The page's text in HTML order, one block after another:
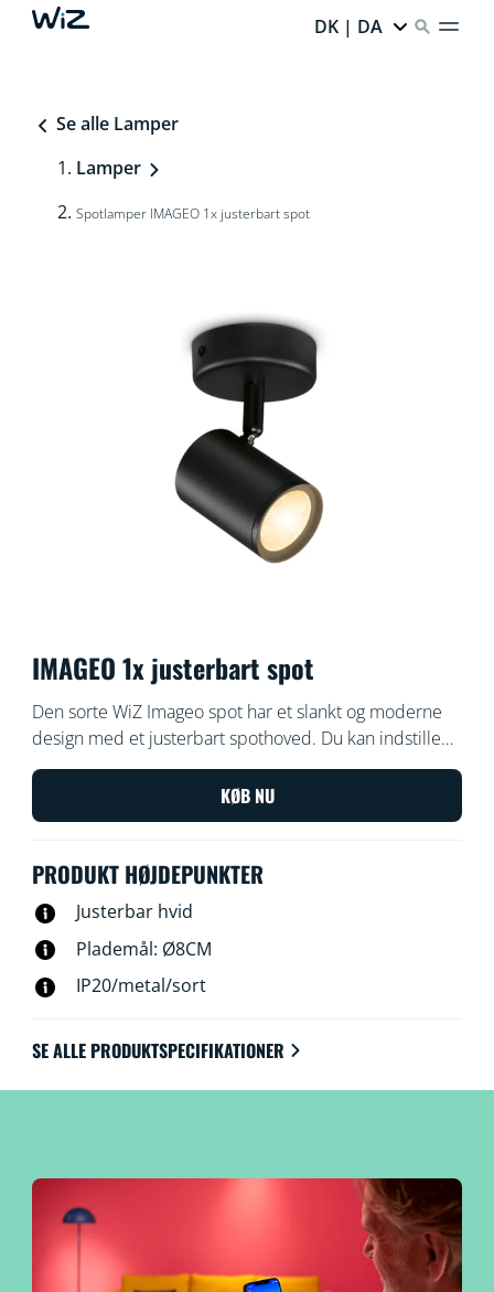
DK | DA
Se alle Lamper
Lamper
Spotlamper IMAGEO 1x justerbart spot
IMAGEO 1x justerbart spot
Den sorte WiZ Imageo spot har et slankt og moderne
design med et justerbart spothoved. Du kan indstille
lyset til varmt eller køligt hvidt lys i dine rum. Brug dit
eksisterende Wi-Fi for at styre lyset med WiZ appen
eller din stemme.
KØB NU
PRODUKT HØJDEPUNKTER
Justerbar hvid
Plademål: Ø8CM
IP20/metal/sort
SE ALLE PRODUKTSPECIFIKATIONER